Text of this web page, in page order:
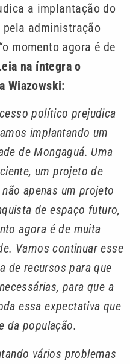
a implantação do
administração
momento agora é de
na íntegra o
Wiazowski:
político prejudica
implantando um
de Mongaguá. Uma
um projeto de
apenas um projeto
de espaço futuro,
agora é de muita
Vamos continuar esse
de recursos para que
para que a
essa expectativa que
da população.
vários problemas